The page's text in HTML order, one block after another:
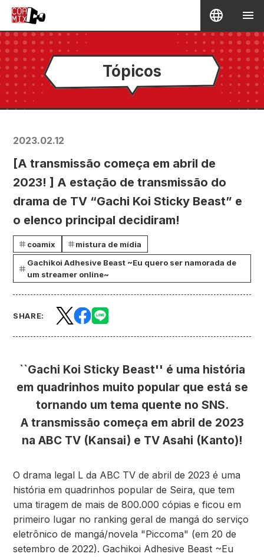
Tópicos
2023.02.12
[A transmissão começa em abril de
2023! ] A estação de transmissão do
drama de TV “Gachi Koi Sticky Beast” e
o elenco principal decidiram!
coamix
mistura de mídia
Gachikoi Adhesive Beast ~Eu quero ser namorada de
um streamer online~
SHARE:
``Gachi Koi Sticky Beast'' é uma história
em quadrinhos muito popular que está se
tornando um tema quente no SNS.
A transmissão começa em abril de 2023
na ABC TV (Kansai) e TV Asahi (Kanto)!
O drama legal L da ABC TV de abril de 2023 é uma
história em quadrinhos popular de Seira, que tem
uma tiragem de mais de 800.000 cópias e ficou em
primeiro lugar no ranking geral de mangá do serviço
eletrônico de mangá/novela "Piccoma" (em 20 de
setembro de 2022). Gachikoi Adhesive Beast ~Eu